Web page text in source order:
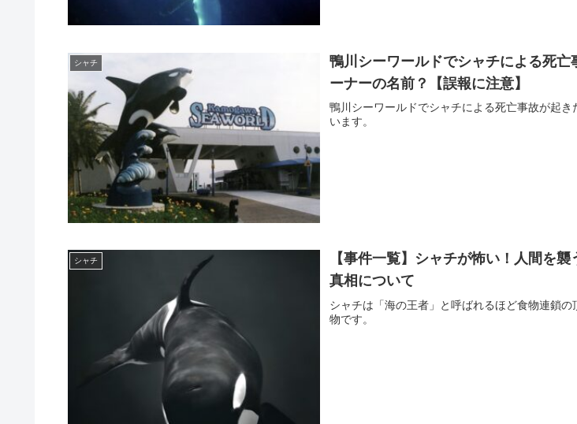
シャチ
鴨川シーワールドでシャチによる死亡
ーナーの名前？【誤報に注意】
鴨川シーワールドでシャチによる死亡事故が起き
います。
シャチ
【事件一覧】シャチが怖い！人間を
真相について
シャチは「海の王者」と呼ばれるほど食物連鎖の
物です。